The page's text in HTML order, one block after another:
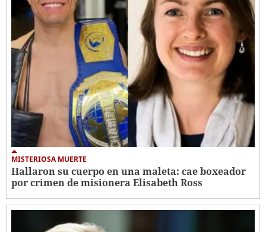
MISTERIOSA MUERTE
Hallaron su cuerpo en una maleta: cae boxeador
por crimen de misionera Elisabeth Ross